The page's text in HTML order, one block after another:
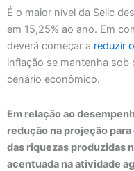
É o maior nível da Selic
em 15,25% ao ano. Em
deverá começar a reduzir
inflação se mantenha sob
cenário econômico.
Em relação ao
redução na projeção
das riquezas produzidas
acentuada na atividade